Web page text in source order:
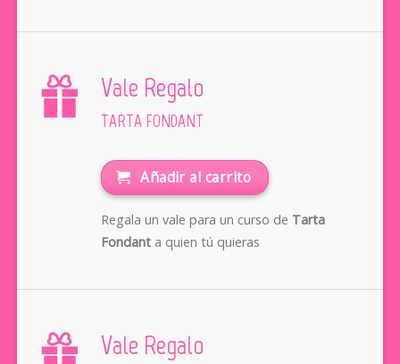
Vale Regalo
TARTA FONDANT
Añadir al carrito
Regala un vale para un curso de Tarta
Fondanta quien tú quieras
Vale Regalo